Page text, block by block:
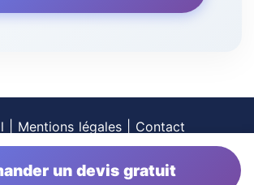
un devis gratuit
Mentions légales Contact